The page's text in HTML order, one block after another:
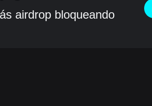
airdrop bloqueando